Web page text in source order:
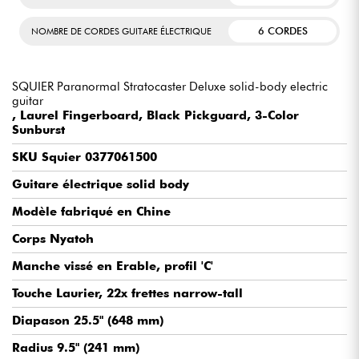
NOMBRE DE CORDES GUITARE ÉLECTRIQUE 6 CORDES
SQUIER Paranormal Stratocaster Deluxe solid-body electric
guitar
, Laurel Fingerboard, Black Pickguard, 3-Color
Sunburst
SKU Squier 0377061500
Guitare électrique solid body
Modèle fabriqué en Chine
Corps Nyatoh
Manche vissé en Erable, profil 'C'
Touche Laurier, 22x frettes narrow-tall
Diapason 25.5" (648 mm)
Radius 9.5" (241 mm)